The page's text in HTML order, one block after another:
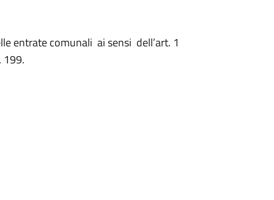
entrate comunali ai sensi dell’art. 1
199.